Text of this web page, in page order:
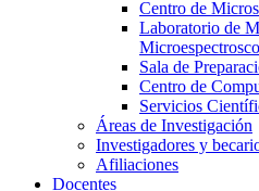
Centro de
Laboratorio de
Sala de
Centro de
Servicios
Áreas de Investigación
Investigadores y
Afiliaciones
Docentes